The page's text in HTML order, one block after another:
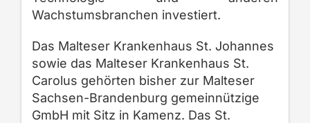
Wachstumsbranchen investiert.
Das Malteser Krankenhaus St. Johannes
sowie das Malteser Krankenhaus St.
Carolus gehörten bisher zur Malteser
Sachsen-Brandenburg gemeinnützige
GmbH mit Sitz in Kamenz. Das St.